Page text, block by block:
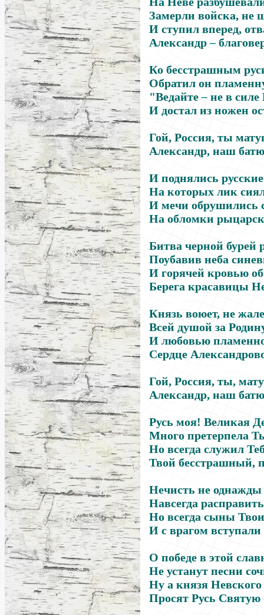
Замерли войска, не
И ступил вперед,
Александр–
Ко бесстрашным
Обратил он
"Ведайте– не в силе
И достал из ножен
Гой, Россия, ты
Александр, наш
И поднялись
На которых лик
И мечи обрушились
На обломки
Битва черной бурей
Поубавив неба
И горячей кровью
Берега красавицы
Князь воюет, не
Всей душой за
И любовью
Сердце
Гой, Россия, ты,
Александр, наш
Русь моя! Великая
Много претерпела
Но всегда служил
Твой бесстрашный,
Нечисть не
Навсегда
Но всегда сыны
И с врагом
О победе в этой
Не устанут песни
Ну а князя
Просят Русь Святую